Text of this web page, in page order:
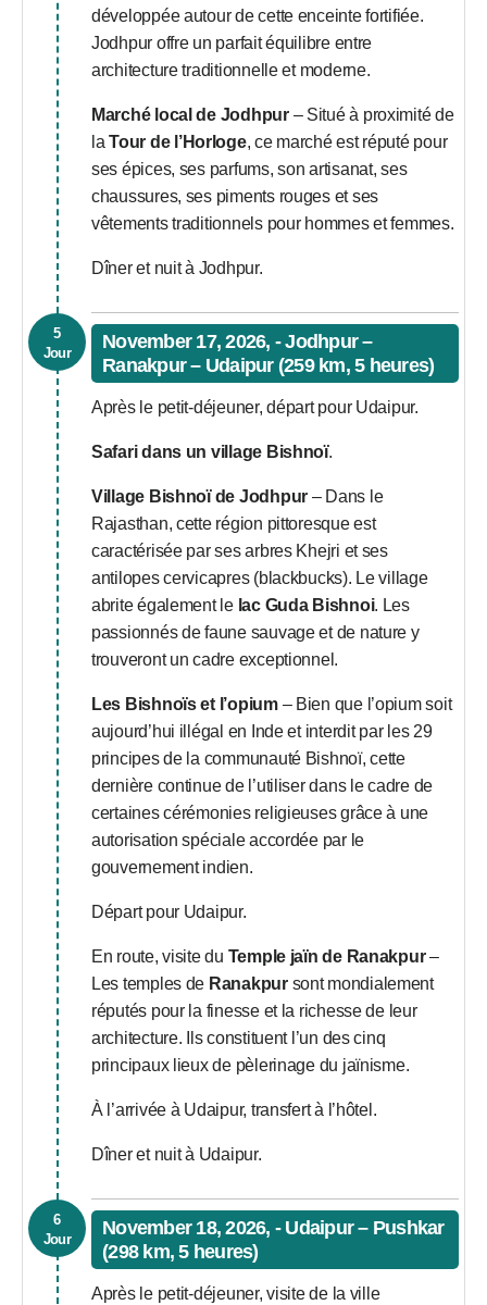
développée autour de cette enceinte fortifiée.
Jodhpur offre un parfait équilibre entre
architecture traditionnelle et moderne.
Marché local de Jodhpur– Situé à proximité de
laTour de l’Horloge, ce marché est réputé pour
ses épices, ses parfums, son artisanat, ses
chaussures, ses piments rouges et ses
vêtements traditionnels pour hommes et femmes.
Dîner et nuit à Jodhpur.
5
Jour
November 17, 2026, - Jodhpur –
Ranakpur – Udaipur (259 km, 5 heures)
Après le petit-déjeuner, départ pour Udaipur.
Safari dans un village Bishnoï.
Village Bishnoï de Jodhpur– Dans le
Rajasthan, cette région pittoresque est
caractérisée par ses arbres Khejri et ses
antilopes cervicapres (blackbucks). Le village
abrite également le lac Guda Bishnoi. Les
passionnés de faune sauvage et de nature y
trouveront un cadre exceptionnel.
Les Bishnoïs et l’opium– Bien que l’opium soit
aujourd’hui illégal en Inde et interdit par les 29
principes de la communauté Bishnoï, cette
dernière continue de l’utiliser dans le cadre de
certaines cérémonies religieuses grâce à une
autorisation spéciale accordée par le
gouvernement indien.
Départ pour Udaipur.
En route, visite du Temple jaïn de Ranakpur–
Les temples de Ranakpursont mondialement
réputés pour la finesse et la richesse de leur
architecture. Ils constituent l’un des cinq
principaux lieux de pèlerinage du jaïnisme.
À l’arrivée à Udaipur, transfert à l’hôtel.
Dîner et nuit à Udaipur.
6
Jour
November 18, 2026, - Udaipur – Pushkar
(298 km, 5 heures)
Après le petit-déjeuner, visite de la ville